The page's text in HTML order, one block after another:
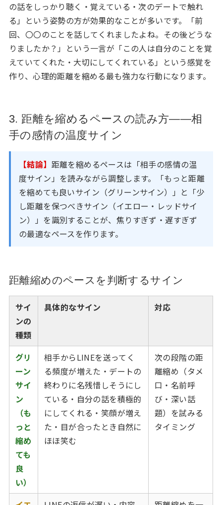
の話をしっかり聴く・覚えている・次のデートで触れ
る」という姿勢の方が効果的なことが多いです。「前
回、〇〇のことを話してくれましたよね。その後どうな
りましたか？」という一言が「この人は自分のことを覚
えていてくれた・大切にしてくれている」という感覚を
作り、心理的距離を縮める最も強力な行動になります。
3. 距離を縮めるペースの読み方——相
手の感情の温度サイン
【結論】 距離を縮めるペースは「相手の感情の温
度サイン」を読みながら調整します。「もっと距離
を縮めても良いサイン（グリーンサイン）」と「少
し距離を保つべきサイン（イエロー・レッドサイ
ン）」を識別することが、焦りすぎず・遅すぎず
の最適なペースを作ります。
距離縮めのペースを判断するサイン
サイ
ンの
種類
具体的なサイン 対応
グリ
ーン
サイ
ン
（も
っと
縮め
ても
良
い）
相手からLINEを送ってく
る頻度が増えた・デートの
終わりに名残惜しそうにし
ている・自分の話を積極的
にしてくれる・笑顔が増え
た・目が合ったとき自然に
ほほ笑む
次の段階の距
離縮め（タメ
口・名前呼
び・深い話
題）を試みる
タイミング